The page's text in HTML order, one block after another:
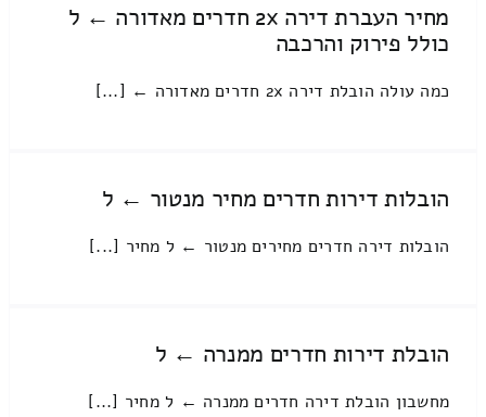
מחיר העברת דירה 2x חדרים מאדורה ← ל
כולל פירוק והרכבה
כמה עולה הובלת דירה 2x חדרים מאדורה ← [...]
הובלות דירות חדרים מחיר מנטור ← ל
הובלות דירה חדרים מחירים מנטור ← ל מחיר [...]
הובלת דירות חדרים ממנרה ← ל
מחשבון הובלת דירה חדרים ממנרה ← ל מחיר [...]